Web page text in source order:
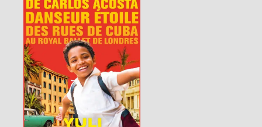
Spartacus et Cassandra